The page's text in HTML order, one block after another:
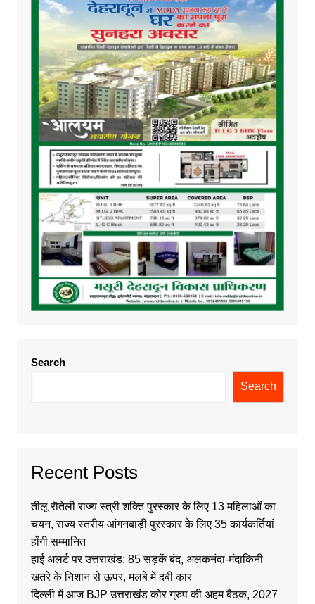
Search
Search
Recent Posts
तीलू रौतेली राज्य स्त्री शक्ति पुरस्कार के लिए 13 महिलाओं का
चयन, राज्य स्तरीय आंगनबाड़ी पुरस्कार के लिए 35 कार्यकर्तियां
होंगी सम्मानित
हाई अलर्ट पर उत्तराखंड: 85 सड़कें बंद, अलकनंदा-मंदाकिनी
खतरे के निशान से ऊपर, मलबे में दबी कार
दिल्ली में आज BJP उत्तराखंड कोर ग्रुप की अहम बैठक, 2027